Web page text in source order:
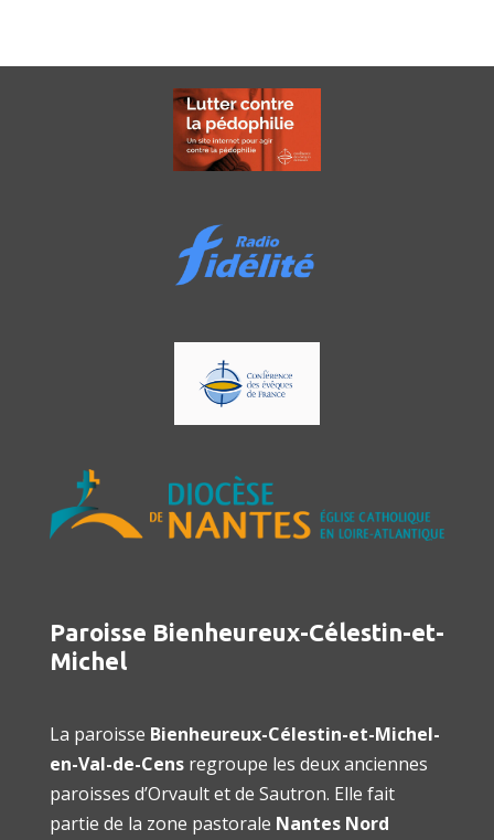
Paroisse Bienheureux-Célestin-et-
Michel
La paroisse Bienheureux-Célestin-et-Michel-
en-Val-de-Censregroupe les deux anciennes
paroisses d’Orvault et de Sautron. Elle fait
partie de la zone pastorale Nantes Nord